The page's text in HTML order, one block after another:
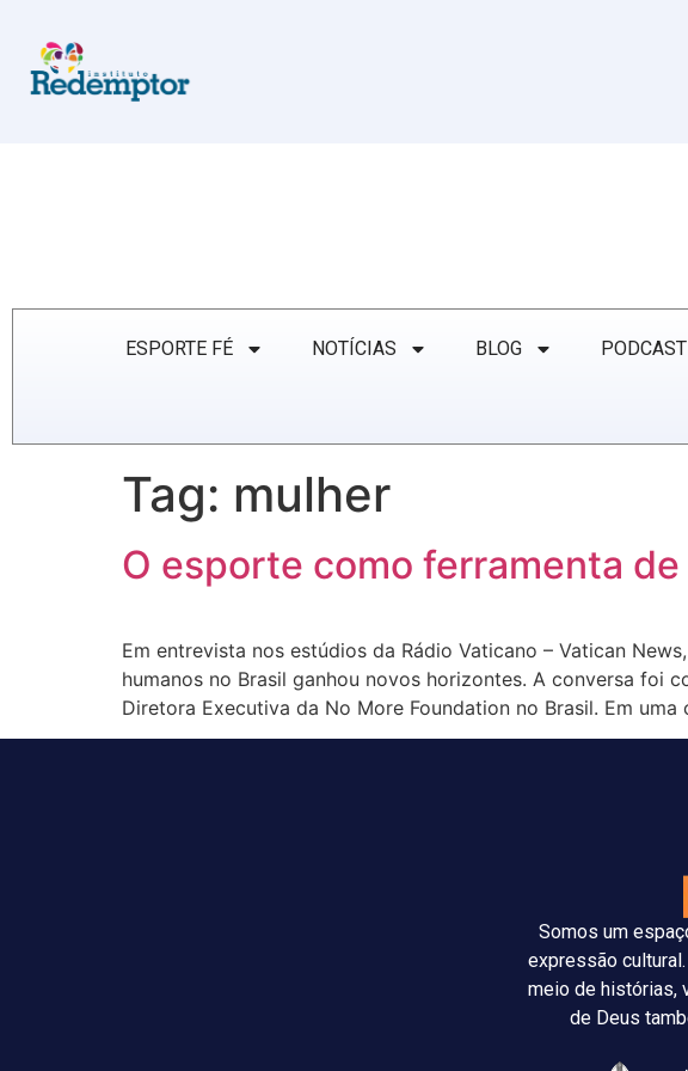
ESPORTE FÉ NOTÍCIAS BLOG PODCAST
Tag: mulher
O esporte como ferramenta
Em entrevista nos estúdios da Rádio Vaticano – Vatican
humanos no Brasil ganhou novos horizontes. A conversa foi
Diretora Executiva da No More Foundation no Brasil. Em
Somos um
expressão
meio de histórias,
de Deus